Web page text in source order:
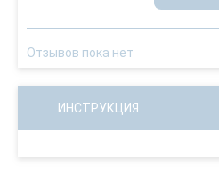
Отзывов пока нет
ИНСТРУКЦИЯ